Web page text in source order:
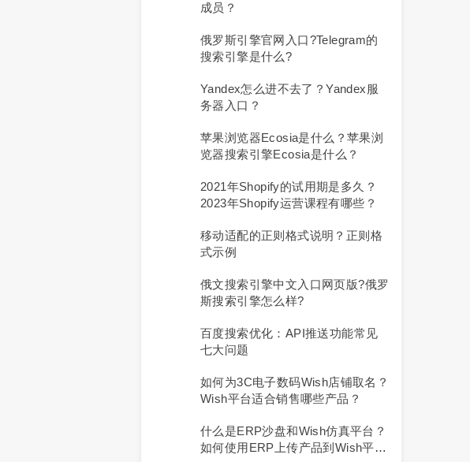
成员？
俄罗斯引擎官网入口?telegram的
搜索引擎是什么?
Yandex怎么进不去了？yandex服
务器入口？
苹果浏览器ecosia是什么？苹果浏
览器搜索引擎ecosia是什么？
2021年Shopify的试用期是多久？
2023年Shopify运营课程有哪些？
移动适配的正则格式说明？正则格
式示例
俄文搜索引擎中文入口网页版?俄罗
斯搜索引擎怎么样?
百度搜索优化：API推送功能常见
七大问题
如何为3C电子数码Wish店铺取名？
Wish平台适合销售哪些产品？
什么是ERP沙盘和Wish仿真平台？
如何使用ERP上传产品到Wish平